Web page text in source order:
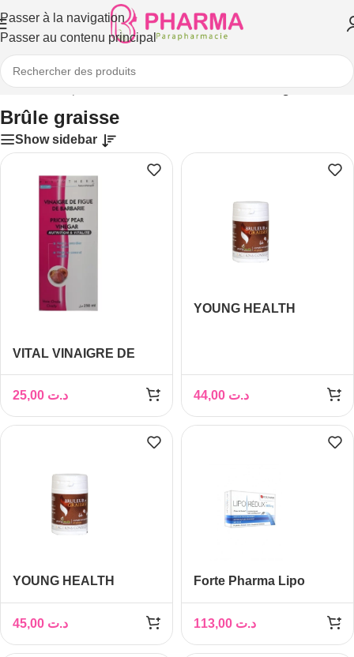
Passer à la navigation
Passer au contenu principal
Accueil/Compléments alimentaires/Minceur/Brûle graisse
Brûle graisse
Show sidebar
VITAL VINAIGRE DE
250 ML
د.ت
YOUNG HEALTH
د.ت
YOUNG HEALTH
60 GÉLULES
د.ت
Forte Pharma Lipo
د.ت